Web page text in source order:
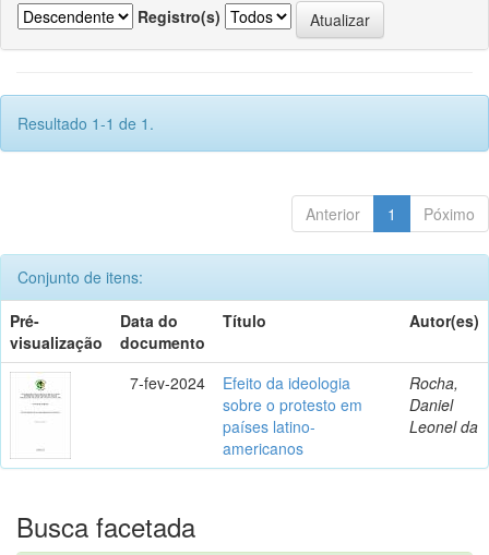
Registro(s)
Resultado 1-1 de 1.
Anterior 1 Póximo
Conjunto de itens:
Pré-
visualização
Data do
documento
Título Autor(es)
7-fev-2024
Efeito da ideologia
sobre o protesto em
países latino-
americanos
Rocha,
Daniel
Leonel da
Busca facetada